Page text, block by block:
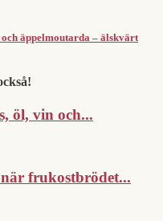
äppelmoutarda – älskvärt
öl, vin och...
frukostbrödet...